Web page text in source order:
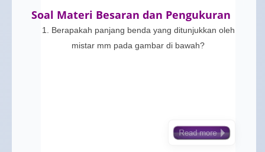
Soal Materi Besaran dan Pengukuran
1. Berapakah panjang benda yang ditunjukkan oleh
mistar mm pada gambar di bawah?